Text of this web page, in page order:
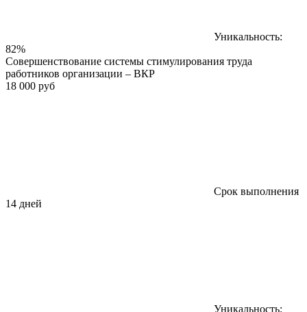
Уникальность:
82%
Совершенствование системы стимулирования труда
работников организации – ВКР
18 000 руб
Срок выполнения
14 дней
Уникальность: